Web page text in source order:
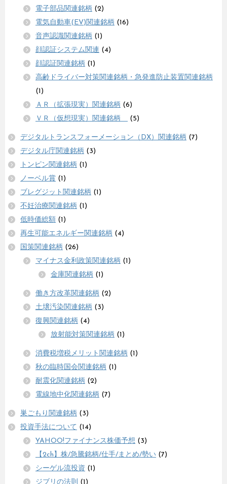
電子部品関連銘柄 (2)
電気自動車(EV)関連銘柄 (16)
音声認識関連銘柄 (1)
顔認証システム関連 (4)
顔認証関連銘柄 (1)
高齢ドライバー対策関連銘柄・急発進防止装置関連銘柄
(1)
ＡＲ（拡張現実）関連銘柄 (6)
ＶＲ（仮想現実）関連銘柄
(5)
デジタルトランスフォーメーション（DX）関連銘柄 (7)
デジタル庁関連銘柄 (3)
トンピン関連銘柄 (1)
ノーベル賞 (1)
ブレグジット関連銘柄 (1)
不妊治療関連銘柄 (1)
低時価総額 (1)
再生可能エネルギー関連銘柄 (4)
国策関連銘柄 (26)
マイナス金利政策関連銘柄 (1)
金庫関連銘柄 (1)
働き方改革関連銘柄 (2)
土壌汚染関連銘柄 (3)
復興関連銘柄 (4)
放射能対策関連銘柄 (1)
消費税増税メリット関連銘柄 (1)
秋の臨時国会関連銘柄 (1)
耐震化関連銘柄 (2)
電線地中化関連銘柄 (7)
巣ごもり関連銘柄 (3)
投資手法について (14)
YAHOO!ファイナンス株価予想 (3)
【2ch】株/急騰銘柄/仕手/まとめ/勢い (7)
シーゲル流投資 (1)
ジブリの法則 (1)